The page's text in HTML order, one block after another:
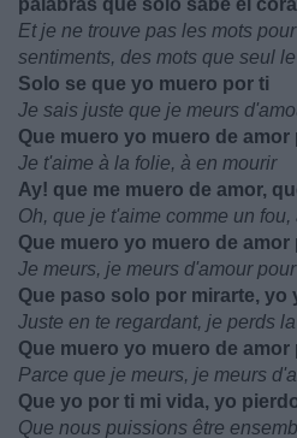
palabras que solo sabe el
Et je ne trouve pas les mots
sentiments, des mots que seul
Solo se que yo muero por ti
Je sais juste que je meurs
Que muero yo muero de amor
Je t'aime à la folie, à en mourir
Ay! que me muero de amor,
Oh, que je t'aime comme un fou,
Que muero yo muero de amor
Je meurs, je meurs d'amour
Que paso solo por mirarte, yo
Juste en te regardant, je perds
Que muero yo muero de amor
Parce que je meurs, je meurs
Que yo por ti mi vida, yo
Que nous puissions être